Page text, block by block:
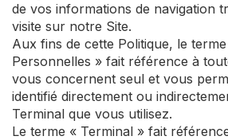
de vos informations de navigation
visite sur notre Site.
Aux fins de cette Politique, le
Personnelles » fait référence à
vous concernent seul et vous
identifié directement ou
Terminal que vous utilisez.
Le terme « Terminal » fait